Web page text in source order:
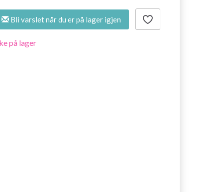
Bli varslet når du er på lager igjen
på lager